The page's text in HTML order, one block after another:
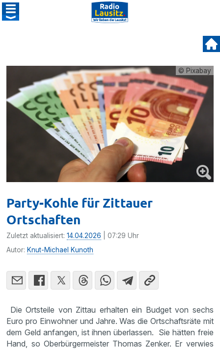
© Pixabay
Party-Kohle für Zittauer
Ortschaften
Zuletzt aktualisiert:14.04.2026 | 07:29 Uhr
Autor: Knut-Michael Kunoth
Die Ortsteile von Zittau erhalten ein Budget von sechs
Euro pro Einwohner und Jahre. Was die Ortschaftsräte mit
dem Geld anfangen, ist ihnen überlassen. Sie hätten freie
Hand, so Oberbürgermeister Thomas Zenker. Er verwies